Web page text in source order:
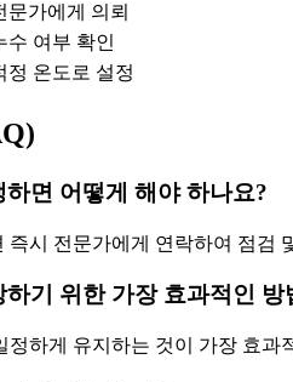
문가에게 의뢰
수 여부 확인
정 온도로 설정
면 어떻게 해야 하나요?
즉시 전문가에게 연락하여 점검
기 위한 가장 효과적인 방
정하게 유지하는 것이 가장 효